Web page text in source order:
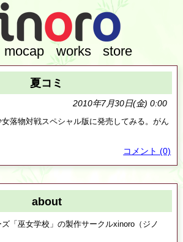
mocap works store
夏コミ
2010年7月30日(金) 0:00
落物対戦スペシャル版に発売してみる。がん
コメント (0)
about
「巫女学校」の製作サークルxinoro（ジノ